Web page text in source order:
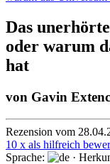
Das
oder warum
hat
von Gavin
Rezension vom
10 x als hilfreich
Sprache:
·